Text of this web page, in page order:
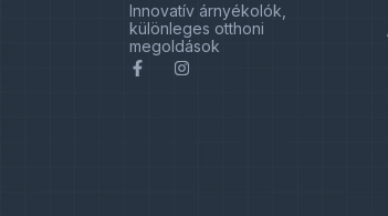
Innovatív árnyékolók,
különleges otthoni
megoldások